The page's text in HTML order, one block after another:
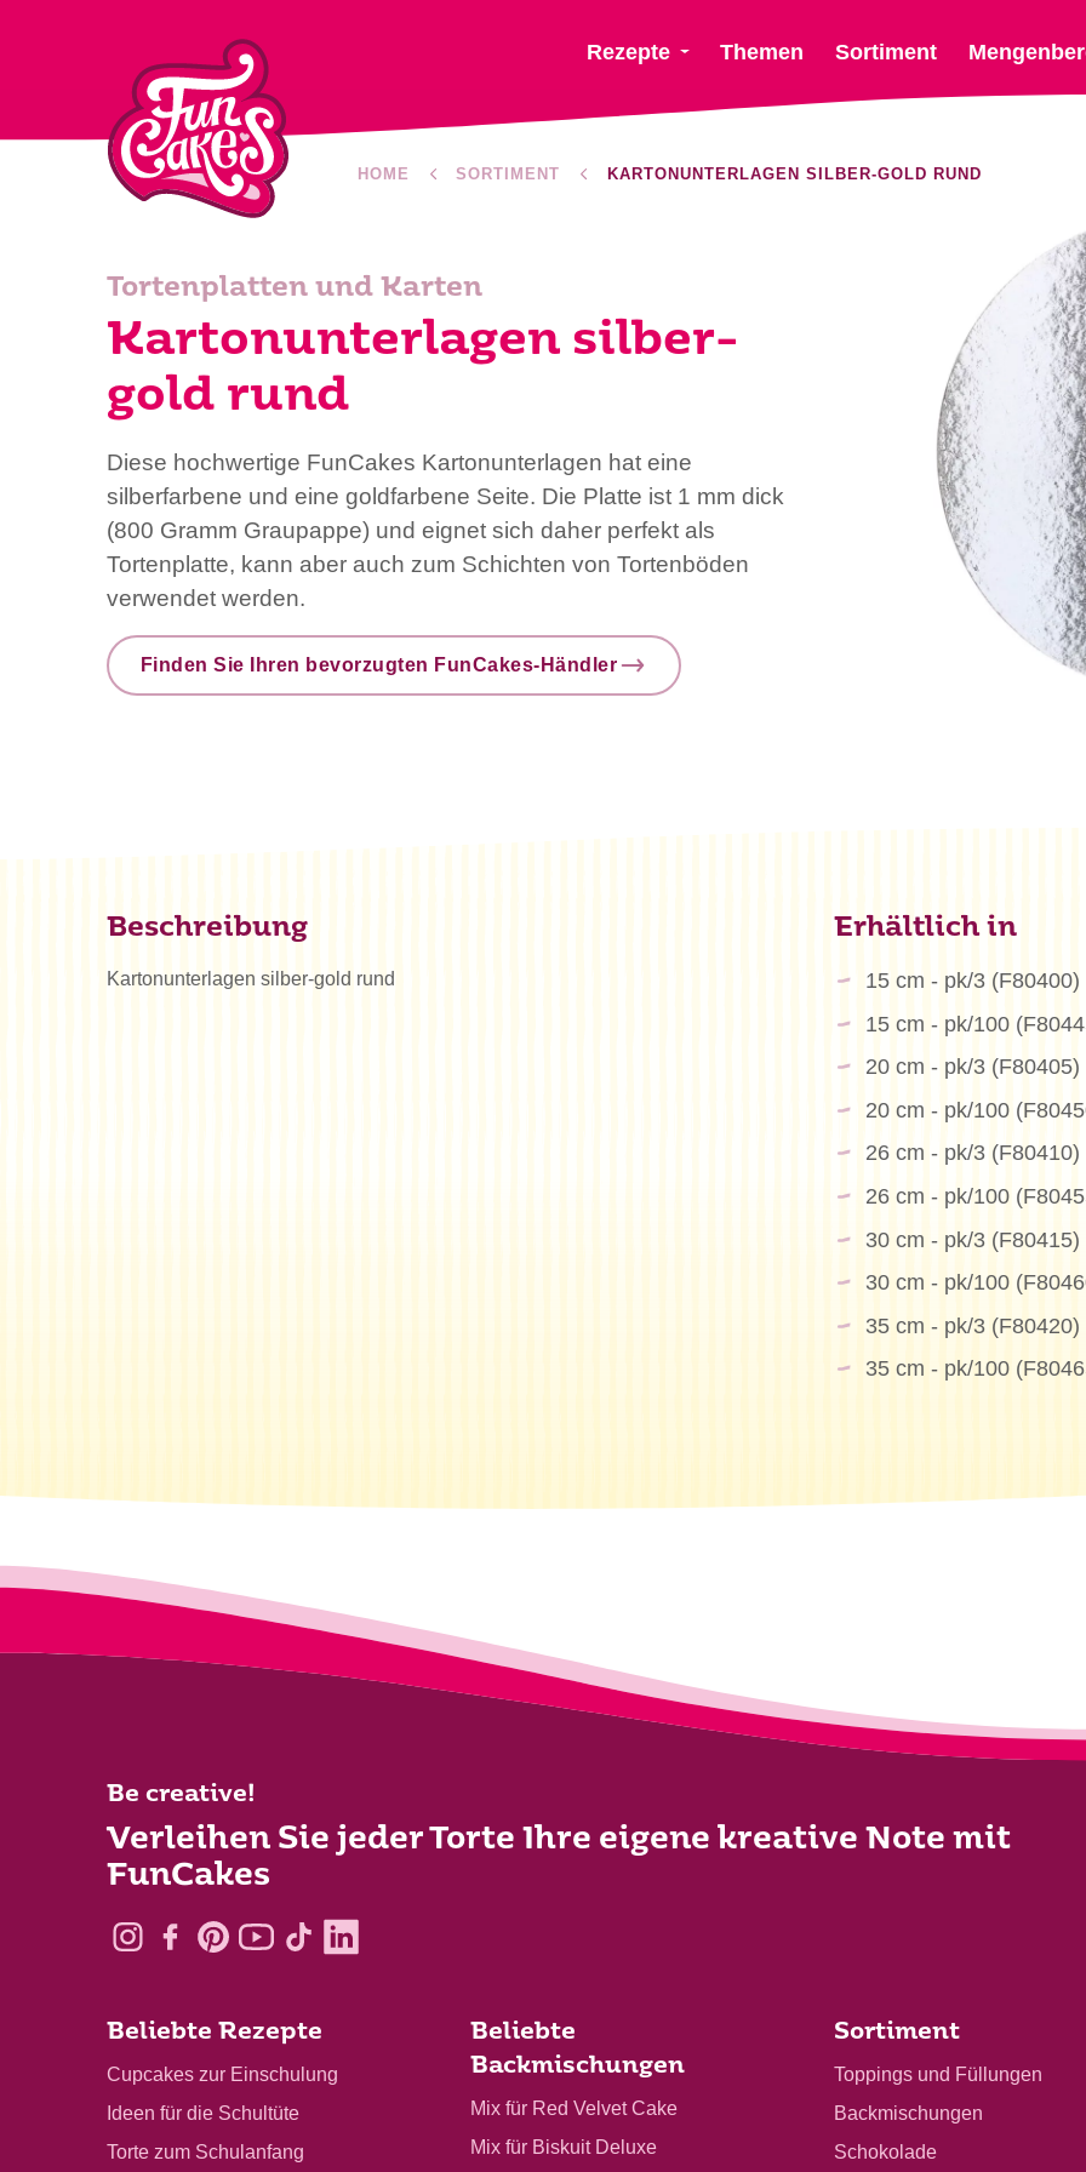
Rezepte Themen Sortiment
HOME SORTIMENT KARTONUNTERLAGEN SILBER-GOLD RUND
Tortenplatten und Karten
Kartonunterlagen silber-
gold rund
Diese hochwertige FunCakes Kartonunterlagen hat eine
silberfarbene und eine goldfarbene Seite. Die Platte ist 1 mm dick
(800 Gramm Graupappe) und eignet sich daher perfekt als
Tortenplatte, kann aber auch zum Schichten von Tortenböden
verwendet werden.
Finden Sie Ihren bevorzugten FunCakes-Händler
Beschreibung
Kartonunterlagen silber-gold rund
Erhältlich in
15 cm - pk/3 (F80400)
15 cm - pk/100
20 cm - pk/3 (F80405)
20 cm - pk/100
26 cm - pk/3 (F80410)
26 cm - pk/100
30 cm - pk/3 (F80415)
30 cm - pk/100
35 cm - pk/3 (F80420)
35 cm - pk/100
Be creative!
Verleihen Sie jeder Torte Ihre eigene kreative Note mit
FunCakes
Beliebte Rezepte
Cupcakes zur Einschulung
Ideen für die Schultüte
Torte zum Schulanfang
Beliebte
Backmischungen
Mix für Red Velvet Cake
Mix für Biskuit Deluxe
Sortiment
Toppings und Füllungen
Backmischungen
Schokolade